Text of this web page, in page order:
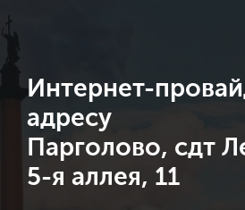
Интернет-
адресу
Парголово, сдт
5-я аллея, 11